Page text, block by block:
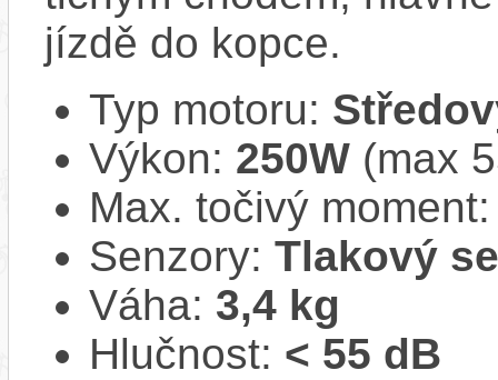
jízdě do kopce.
Typ motoru:
Výkon: 250W (max
Max. točivý
Senzory: Tlakový
Váha: 3,4 kg
Hlučnost: < 55 dB